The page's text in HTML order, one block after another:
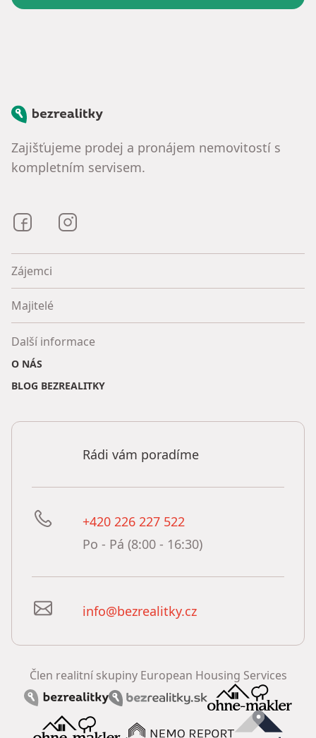
Bezrealitky
Zajišťujeme prodej a pronájem nemovitostí s
kompletním servisem.
Bezrealitky na Facebooku
Zájemci
Majitelé
Další informace
O NÁS
BLOG BEZREALITKY
Rádi vám poradíme
+420 226 227 522
Po - Pá (8:00 - 16:30)
info@bezrealitky.cz
Člen realitní skupiny European Housing Services